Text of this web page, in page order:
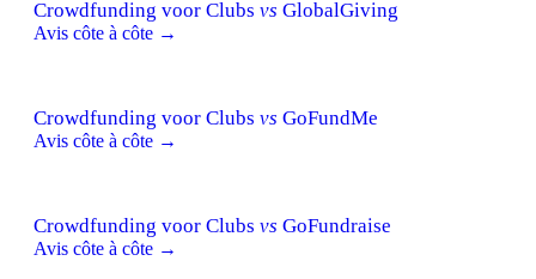
Crowdfunding voor Clubs vs GlobalGiving
Avis côte à côte →
Crowdfunding voor Clubs vs GoFundMe
Avis côte à côte →
Crowdfunding voor Clubs vs GoFundraise
Avis côte à côte →